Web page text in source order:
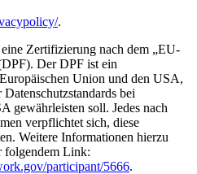
.
Zertifizierung nach dem „EU-
Der DPF ist ein
Union und den USA,
bei
gewährleisten soll. Jedes nach
verpflichtet sich, diese
Weitere Informationen hierzu
folgendem Link:
participant/5666.